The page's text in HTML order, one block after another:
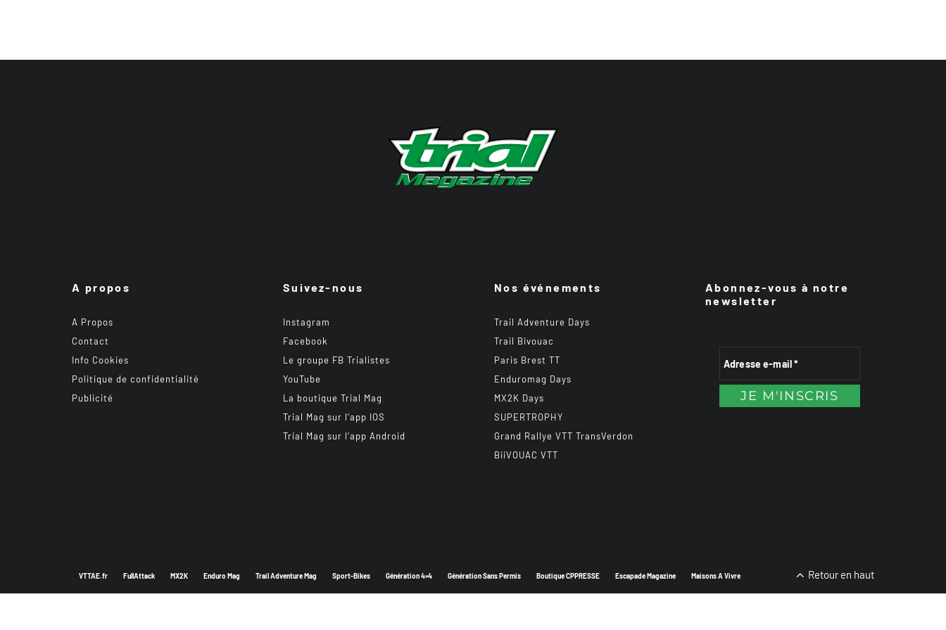
A propos
A Propos
Contact
Info Cookies
Politique de confidentialité
Publicité
Suivez-nous
Instagram
Facebook
Le groupe FB Trialistes
YouTube
La boutique Trial Mag
Trial Mag sur l’app IOS
Trial Mag sur l’app Android
Nos événements
Trail Adventure Days
Trail Bivouac
Paris Brest TT
Enduromag Days
MX2K Days
SUPERTROPHY
Grand Rallye VTT TransVerdon
BiiVOUAC VTT
Abonnez-vous à notre
newsletter
VTTAE.fr FullAttack MX2K Enduro Mag Trail Adventure Mag Sport-Bikes Génération 4×4 Génération Sans Permis Boutique CPPRESSE Escapade Magazine Maisons A Vivre Retour en haut